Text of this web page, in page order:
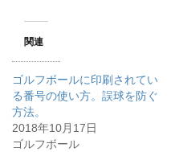
関連
ゴルフボールに印刷されてい
る番号の使い方。誤球を防ぐ
方法。
2018年10月17日
ゴルフボール